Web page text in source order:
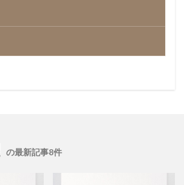
の最新記事8件